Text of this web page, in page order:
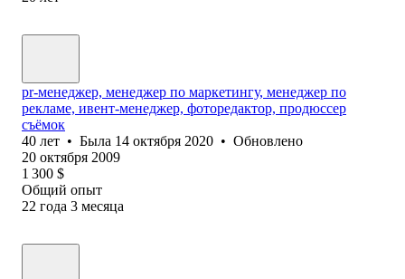
pr-менеджер, менеджер по маркетингу, менеджер по
рекламе, ивент-менеджер, фоторедактор, продюссер
съёмок
40 лет • Была 14 октября 2020 • Обновлено
20 октября 2009
1 300 $
Общий опыт
22 года 3 месяца